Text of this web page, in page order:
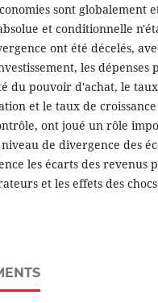
sont globalement
et conditionnelle
ont été décelés,
les dépenses
du pouvoir d'achat, le
et le taux de
ont joué un rôle
de divergence des
les écarts des revenus
et les effets des